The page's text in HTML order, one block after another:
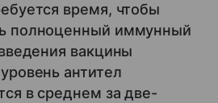
время, чтобы
полноценный иммунный
вакцины
антител
в среднем за две-